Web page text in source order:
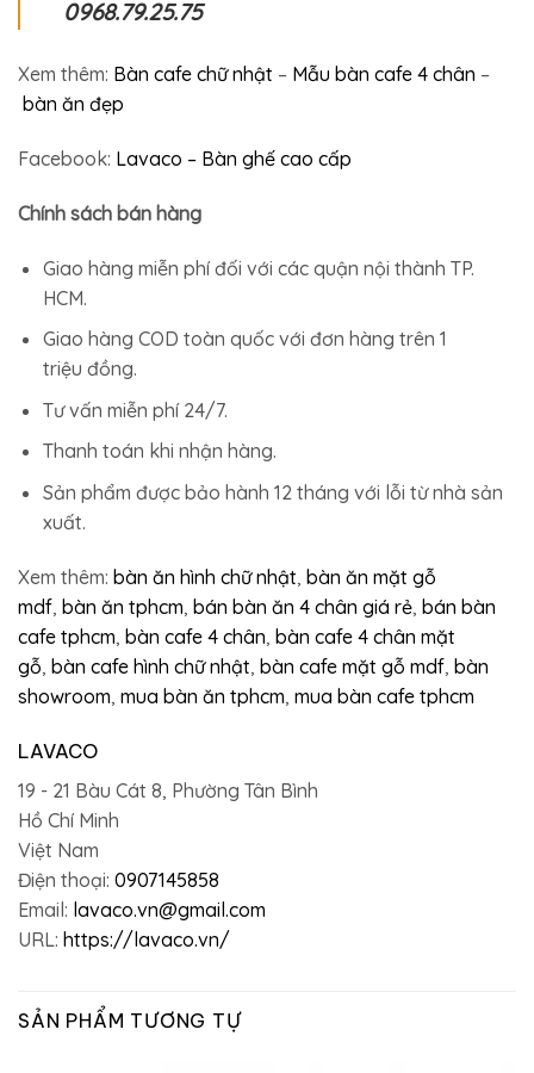
0968.79.25.75
Xem thêm: Bàn cafe chữ nhật – Mẫu bàn cafe 4 chân –
bàn ăn đẹp
Facebook: Lavaco – Bàn ghế cao cấp
Chính sách bán hàng
Giao hàng miễn phí đối với các quận nội thành TP.
HCM.
Giao hàng COD toàn quốc với đơn hàng trên 1
triệu đồng.
Tư vấn miễn phí 24/7.
Thanh toán khi nhận hàng.
Sản phẩm được bảo hành 12 tháng với lỗi từ nhà sản
xuất.
Xem thêm: bàn ăn hình chữ nhật, bàn ăn mặt gỗ
mdf, bàn ăn tphcm, bán bàn ăn 4 chân giá rẻ, bán bàn
cafe tphcm, bàn cafe 4 chân, bàn cafe 4 chân mặt
gỗ, bàn cafe hình chữ nhật, bàn cafe mặt gỗ mdf, bàn
showroom, mua bàn ăn tphcm, mua bàn cafe tphcm
LAVACO
19 - 21 Bàu Cát 8, Phường Tân Bình
Hồ Chí Minh
Việt Nam
Điện thoại: 0907145858
Email: lavaco.vn@gmail.com
URL: https://lavaco.vn/
SẢN PHẨM TƯƠNG TỰ